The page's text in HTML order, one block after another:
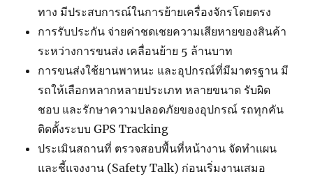
ทาง มีประสบการณ์ในการย้ายเครื่องจักรโดยตรง
การรับประกัน จ่ายค่าชดเชยความเสียหายของสินค้า
ระหว่างการขนส่ง เคลื่อนย้าย 5 ล้านบาท
การขนส่งใช้ยานพาหนะ และอุปกรณ์ที่มีมาตรฐาน มี
รถให้เลือกหลากหลายประเภท หลายขนาด รับผิด
ชอบ และรักษาความปลอดภัยของอุปกรณ์ รถทุกคัน
ติดตั้งระบบ GPS Tracking
ประเมินสถานที่ ตรวจสอบพื้นที่หน้างาน จัดทำแผน
และชี้แจงงาน (Safety Talk) ก่อนเริ่มงานเสมอ